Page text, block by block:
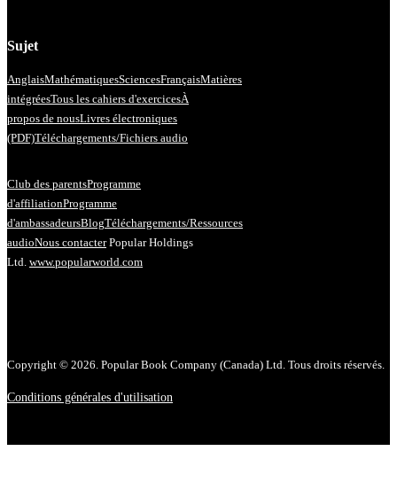
Sujet
AnglaisMathématiquesSciencesFrançaisMatières
intégréesTous les cahiers d'exercicesÀ
propos de nousLivres électroniques
(PDF)Téléchargements/Fichiers audio
Club des parentsProgramme
d'affiliationProgramme
d'ambassadeursBlogTéléchargements/Ressources
audioNous contacter Popular Holdings
Ltd. www.popularworld.com
Copyright © 2026. Popular Book Company (Canada) Ltd. Tous droits réservés.
Conditions générales d'utilisation